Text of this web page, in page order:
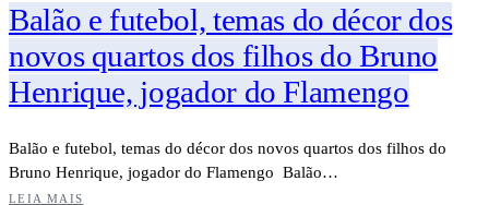
Balão e futebol, temas do décor dos
novos quartos dos filhos do Bruno
Henrique, jogador do Flamengo
Balão e futebol, temas do décor dos novos quartos dos filhos do
Bruno Henrique, jogador do Flamengo Balão…
LEIA MAIS